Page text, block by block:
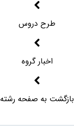
طرح دروس
اخبار گروه
بازگشت به صفحه رشته